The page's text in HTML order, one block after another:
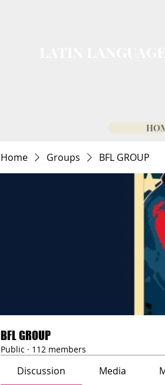
Home Groups BFL GROUP
BFL GROUP
Public · 112 members
Discussion Media